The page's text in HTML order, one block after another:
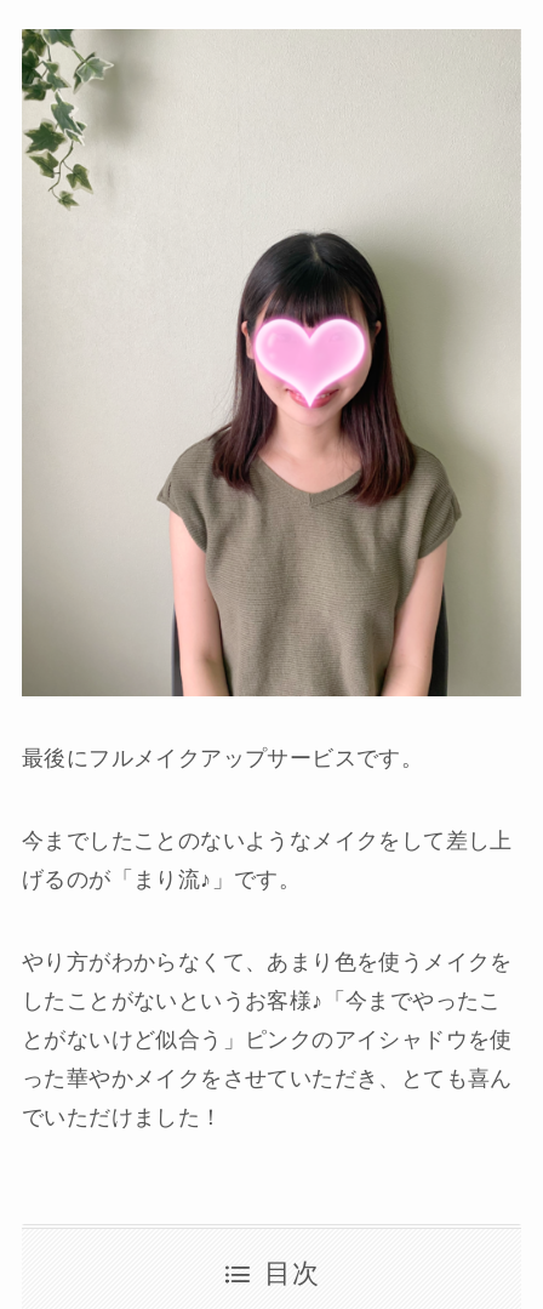
最後にフルメイクアップサービスです。
今までしたことのないようなメイクをして差し上
げるのが「まり流♪」です。
やり方がわからなくて、あまり色を使うメイクを
したことがないというお客様♪「今までやったこ
とがないけど似合う」ピンクのアイシャドウを使
った華やかメイクをさせていただき、とても喜ん
でいただけました！
目次